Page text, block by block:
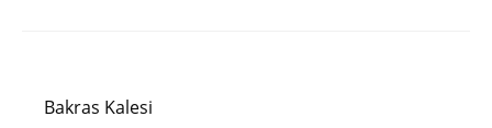
más
artículos
Bakras Kalesi